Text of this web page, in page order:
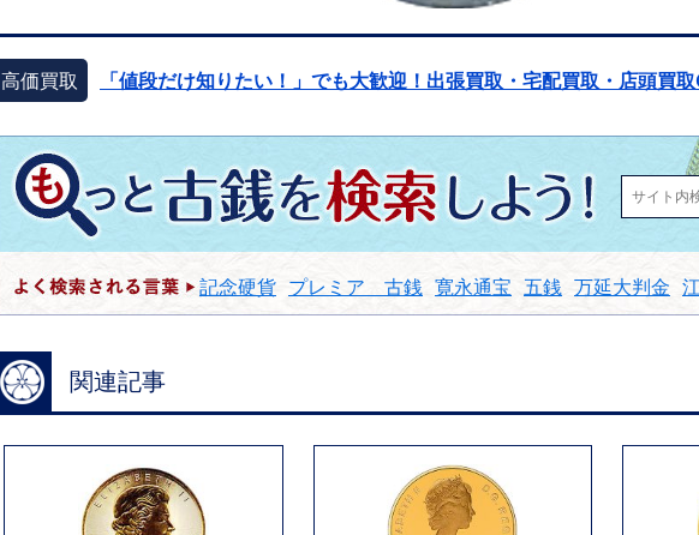
高価買取 「値段だけ知りたい！」でも大歓迎！出張買取・宅配買取・店頭買
記念硬貨 プレミア 古銭 寛永通宝 五銭 万延大判金
関連記事